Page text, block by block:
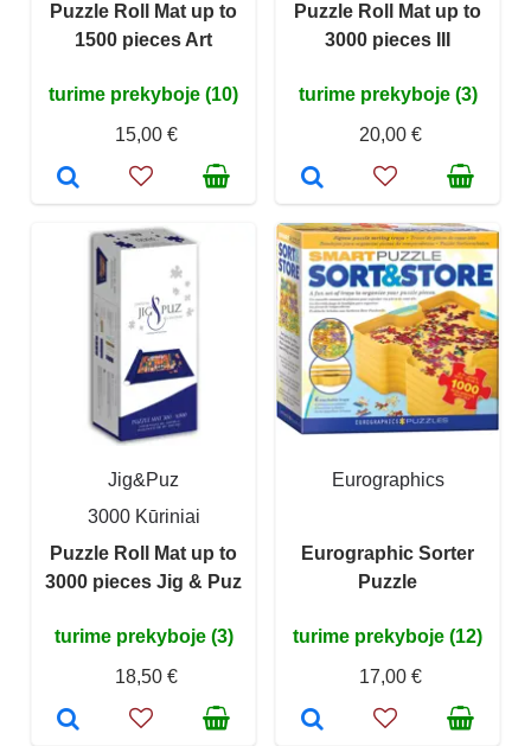
Puzzle Roll Mat up to
1500 pieces Art
turime prekyboje (10)
15,00 €
Puzzle Roll Mat up to
3000 pieces III
turime prekyboje (3)
20,00 €
Jig&Puz
3000 Kūriniai
Puzzle Roll Mat up to
3000 pieces Jig & Puz
turime prekyboje (3)
18,50 €
Eurographics
Eurographic Sorter
Puzzle
turime prekyboje (12)
17,00 €